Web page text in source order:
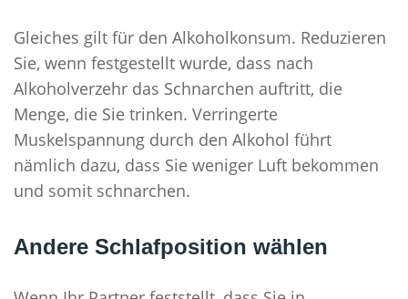
Gleiches gilt für den Alkoholkonsum. Reduzieren
Sie, wenn festgestellt wurde, dass nach
Alkoholverzehr das Schnarchen auftritt, die
Menge, die Sie trinken. Verringerte
Muskelspannung durch den Alkohol führt
nämlich dazu, dass Sie weniger Luft bekommen
und somit schnarchen.
Andere Schlafposition wählen